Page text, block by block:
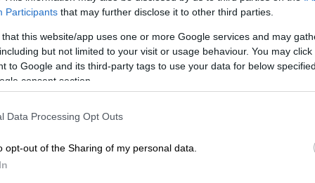
Participants that may further disclose it to other third parties.
that this website/app uses one or more Google services and may
but not limited to your visit or usage behaviour. You may
to Google and its third-party tags to use your data for below
consent section.
Data Processing Opt Outs
opt-out of the Sharing of my personal data.
σταθεροποιήσει τις θέσεις του
επανίδρυση, μετατρέποντας το παλιό
του οποίου έγινε πρόεδρος. Στις
εμφανίστηκε ισχυροποιημένο. Έτσι
της Δημοκρατίας το 1981, δεν έφτασε
Κόμματος, έγινε πρωθυπουργός
έβαλε και πάλι υποψηφιότητα για την